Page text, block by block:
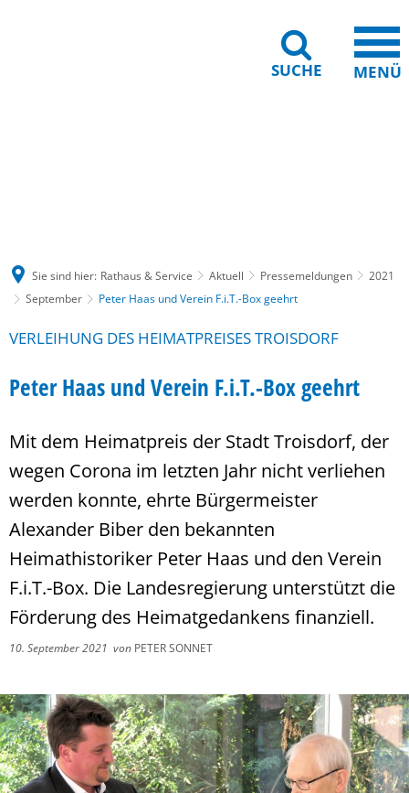
SUCHE MENÜ
Sie sind hier: Rathaus & Service Aktuell Pressemeldungen
2021
September
Peter Haas und Verein F.i.T.-Box geehrt
VERLEIHUNG DES HEIMATPREISES TROISDORF
Peter Haas und Verein F.i.T.-Box geehrt
Mit dem Heimatpreis der Stadt Troisdorf, der
wegen Corona im letzten Jahr nicht verliehen
werden konnte, ehrte Bürgermeister
Alexander Biber den bekannten
Heimathistoriker Peter Haas und den Verein
F.i.T.-Box. Die Landesregierung unterstützt die
Förderung des Heimatgedankens finanziell.
10. September 2021 von PETER SONNET